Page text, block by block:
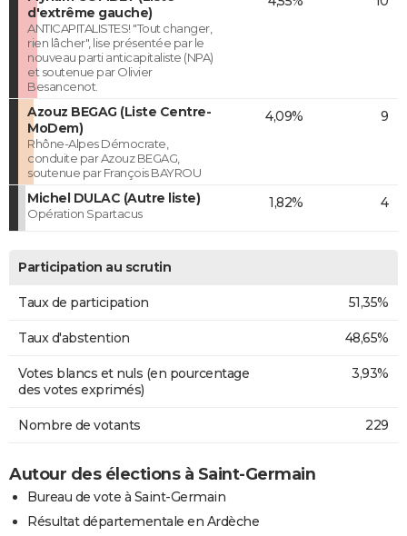
d'extrême gauche)
ANTICAPITALISTES! "Tout changer,
rien lâcher", lise présentée par le
nouveau parti anticapitaliste (NPA)
et soutenue par Olivier
Besancenot.
Azouz BEGAG (Liste Centre-
MoDem)
Rhône-Alpes Démocrate,
conduite par Azouz BEGAG,
soutenue par François BAYROU
4,09% 9
Michel DULAC (Autre liste)
Opération Spartacus
1,82% 4
Participation au scrutin
Taux de participation 51,35%
Taux d'abstention 48,65%
Votes blancs et nuls (en pourcentage
des votes exprimés)
3,93%
Nombre de votants 229
Autour des élections à Saint-Germain
Bureau de vote à Saint-Germain
Résultat départementale en Ardèche